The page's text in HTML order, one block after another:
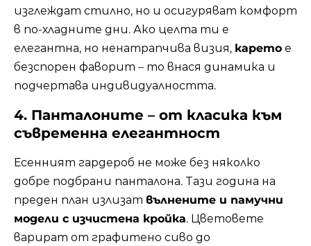
изглеждат стилно, но и осигуряват комфорт
в по-хладните дни. Ако целта ти е
елегантна, но ненатрапчива визия, карето е
безспорен фаворит – то внася динамика и
подчертава индивидуалността.
4. Панталоните – от класика към
съвременна елегантност
Есенният гардероб не може без няколко
добре подбрани панталона. Тази година на
преден план излизат вълнените и памучни
модели с изчистена кройка. Цветовете
варират от графитено сиво до